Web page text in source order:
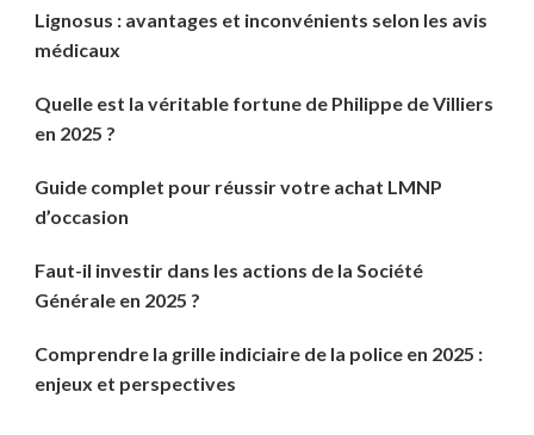
Lignosus : avantages et inconvénients selon les avis
médicaux
Quelle est la véritable fortune de Philippe de Villiers
en 2025 ?
Guide complet pour réussir votre achat LMNP
d’occasion
Faut-il investir dans les actions de la Société
Générale en 2025 ?
Comprendre la grille indiciaire de la police en 2025 :
enjeux et perspectives